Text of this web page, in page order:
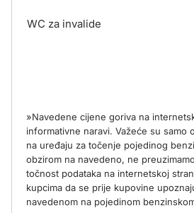
WC za invalide
»Navedene cijene goriva na
informativne naravi. Važeće su samo
na uređaju za točenje pojedinog
obzirom na navedeno, ne
točnost podataka na internetskoj
kupcima da se prije kupovine
navedenom na pojedinom